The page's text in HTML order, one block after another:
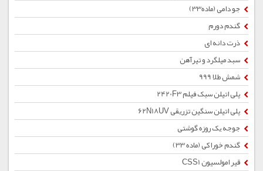
جو دامی (ماده33)
گندم دورم
ذرت دانه ای
سبد میلگرد و تیرآهن
شمش طلا 999
پلی اتیلن سبک فیلم 2420F3
پلی اتیلن سنگین تزریقی 62N18UV
جوجه یک روزه گوشتی
گندم خوراکی (ماده 33)
قیر امولسیون CSS1